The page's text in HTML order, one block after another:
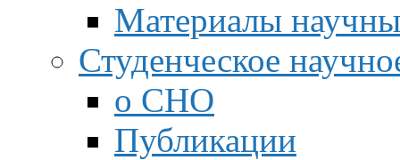
Материалы
Студенческое
о СНО
Публикации